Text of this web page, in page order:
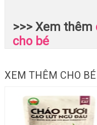
>>> Xem thêm
cho bé
XEM THÊM CHO BÉ